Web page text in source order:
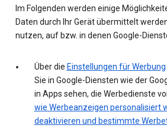
Im Folgenden werden einige
Daten durch Ihr Gerät übermittelt
nutzen, auf bzw. in denen Google-
Über die Einstellungen für Werbung
Sie in Google-Diensten wie der
in Apps sehen, die Werbedienste
wie Werbeanzeigen personalisiert
deaktivieren und bestimmte